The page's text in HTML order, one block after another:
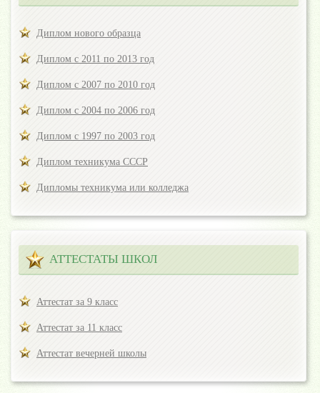
Диплом нового образца
Диплом с 2011 по 2013 год
Диплом с 2007 по 2010 год
Диплом с 2004 по 2006 год
Диплом с 1997 по 2003 год
Диплом техникума СССР
Дипломы техникума или колледжа
АТТЕСТАТЫ ШКОЛ
Аттестат за 9 класс
Аттестат за 11 класс
Аттестат вечерней школы